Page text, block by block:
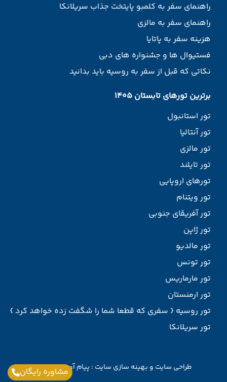
مشاوره رایگان
راهنمای سفر به کلمبو پایتخت جذاب سریلانکا
راهنمای سفر به مالزی
هزینه سفر به پاتایا
فستیوال ها و جشنواره های دبی
نکاتی که قبل از سفر به روسیه باید بدانید
برترین تورهای تابستان 1405
تور استانبول
تور آنتالیا
تور مالزی
تور تایلند
تورهای اروپایی
تور ویتنام
تور آفریقای جنوبی
تور ژاپن
تور مالدیو
تور تونس
تور مارماریس
تور ارمنستان
تور روسیه { سفری که قطعا شما را شگفت زده خواهد کرد }
تور سریلانکا
طراحی سایت و بهینه سازی سایت : پیام آوران پارسیان